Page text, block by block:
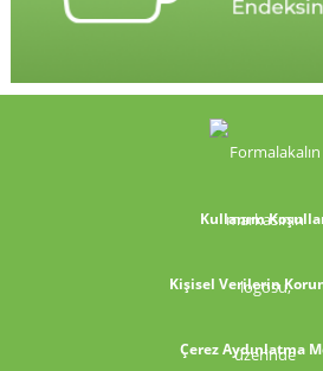
Kullanım
Kişisel Verilerin
Çerez Aydınlatma